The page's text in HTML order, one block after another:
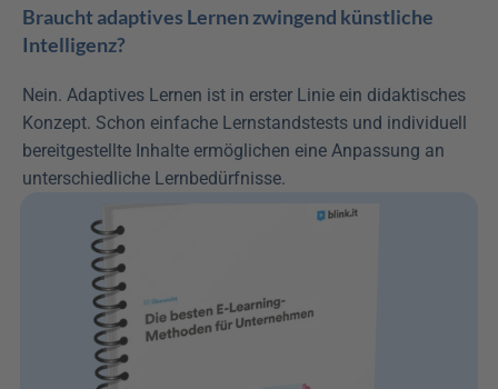
Braucht adaptives Lernen zwingend künstliche
Intelligenz?
Nein. Adaptives Lernen ist in erster Linie ein didaktisches
Konzept. Schon einfache Lernstandstests und individuell
bereitgestellte Inhalte ermöglichen eine Anpassung an
unterschiedliche Lernbedürfnisse.